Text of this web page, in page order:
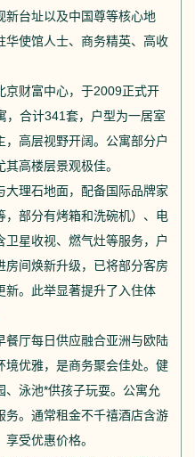
新台址以及中国尊等核心地
华使馆人士、商务精英、高收
京财富中心，于2009正式开
，合计341套，户型为一居室
高层视野开阔。公寓部分户
高楼层景观极佳。
大理石地面，配备国际品牌家
，部分有烤箱和洗碗机）、电
星收视、燃气灶等服务，户
房间焕新升级，已将部分客房
新。此举显著提升了入住体
餐厅每日供应融合亚洲与欧陆
境优雅，是商务聚会佳处。健
、泳池*供孩子玩耍。公寓允
务。通常租金不千禧酒店含游
受优惠价格。